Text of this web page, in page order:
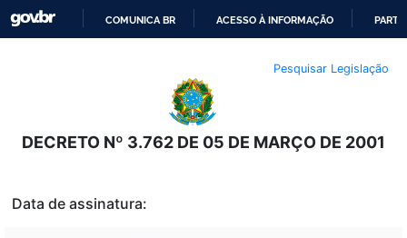
O
CONTEÚDO
COMUNICA BR ACESSO À INFORMAÇÃO
Pesquisar Legislação
DECRETO Nº 3.762 DE 05 DE MARÇO DE 2001
Data de assinatura: